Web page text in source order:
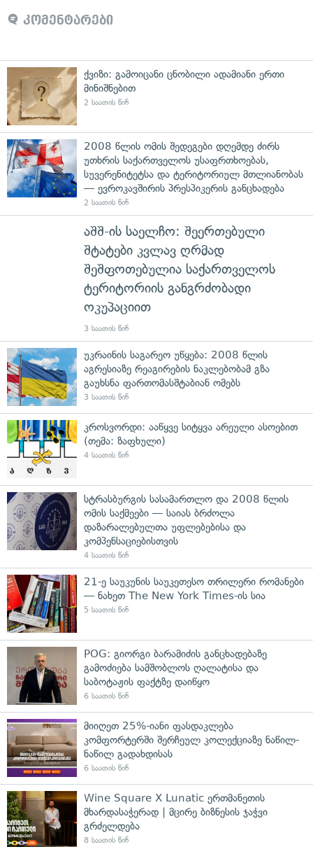
კომენტარები
ქვიზი: გამოიცანი ცნობილი ადამიანი ერთი
მინიშნებით
2 საათის წინ
2008 წლის ომის შედეგები დღემდე ძირს
უთხრის საქართველოს უსაფრთხოებას,
სუვერენიტეტსა და ტერიტორიულ მთლიანობას
— ევროკავშირის პრესპიკერის განცხადება
2 საათის წინ
აშშ-ის საელჩო: შეერთებული
შტატები კვლავ ღრმად
შეშფოთებულია საქართველოს
ტერიტორიის განგრძობადი
ოკუპაციით
3 საათის წინ
უკრაინის საგარეო უწყება: 2008 წლის
აგრესიაზე რეაგირების ნაკლებობამ გზა
გაუხსნა ფართომასშტაბიან ომებს
3 საათის წინ
კროსვორდი: ააწყვე სიტყვა არეული ასოებით
(თემა: ზაფხული)
4 საათის წინ
სტრასბურგის სასამართლო და 2008 წლის
ომის საქმეები — საიას ბრძოლა
დაზარალებულთა უფლებებისა და
კომპენსაციებისთვის
4 საათის წინ
21-ე საუკუნის საუკეთესო თრილერი რომანები
— ნახეთ The New York Times-ის სია
5 საათის წინ
POG: გიორგი ბარამიძის განცხადებაზე
გამოძიება სამშობლოს ღალატისა და
საბოტაჟის ფაქტზე დაიწყო
6 საათის წინ
მიიღეთ 25%-იანი ფასდაკლება
კომფორტერში შერჩეულ კოლექციაზე ნაწილ-
ნაწილ გადახდისას
6 საათის წინ
Wine Square X Lunatic ერთმანეთის
მხარდასაჭერად | მცირე ბიზნესის ჯაჭვი
გრძელდება
8 საათის წინ